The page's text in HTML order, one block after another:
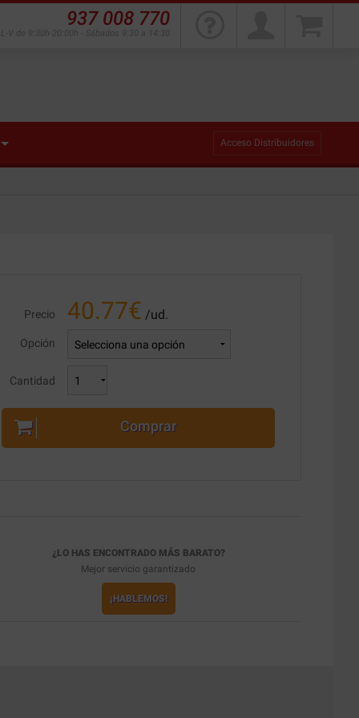
937 008 770
Acceso Distribuidores
Precio 40.77€ /ud.
Opción
Cantidad
Comprar
¿LO HAS ENCONTRADO MÁS BARATO?
Mejor servicio garantizado
¡HABLEMOS!